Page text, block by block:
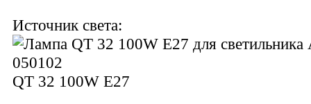
Источник света:
QT 32 100W E27